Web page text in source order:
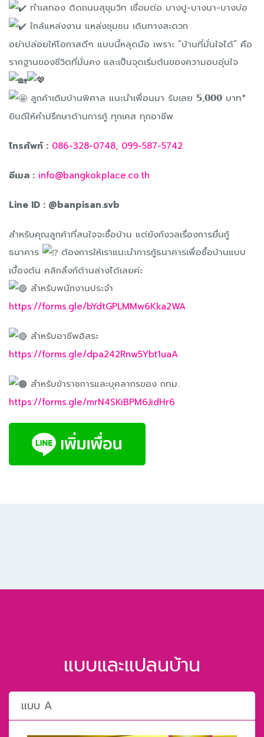
ทำเลทอง ติดถนนสุขุมวิท เชื่อมต่อ บางปู-บางนา-บางบ่อ
ใกล้แหล่งงาน แหล่งชุมชน เดินทางสะดวก
อย่าปล่อยให้โอกาสดีๆ แบบนี้หลุดมือ เพราะ “บ้านที่มั่นใจได้” คือ
รากฐานของชีวิตที่มั่นคง และเป็นจุดเริ่มต้นของความอบอุ่นใจ
ลูกค้าเดิมบ้านพิศาล แนะนำเพื่อนมา รับเลย 𝟱,𝟬𝟬𝟬 บาท*
ยินดีให้คำปรึกษาด้านการกู้ ทุกเคส ทุกอาชีพ
โทรศัพท์ : 086-328-0748, 099-587-5742
อีเมล : info@bangkokplace.co.th
Line ID : @banpisan.svb
สำหรับคุณลูกค้าที่สนใจจะซื้อบ้าน แต่ยังกังวลเรื่องการยื่นกู้
ธนาคาร
ต้องการให้เราแนะนำการกู้ธนาคารเพื่อซื้อบ้านแบบ
เบื้องต้น คลิกลิ้งก์ด้านล่างได้เลยค่ะ
สำหรับพนักงานประจำ
https://forms.gle/bYdtGPLMMw6Kka2WA
สำหรับอาชีพอิสระ
https://forms.gle/dpa242Rnw5Ybt1uaA
สำหรับข้าราชการและบุคลากรของ กทม.
https://forms.gle/mrN4SKiBPM6JidHr6
แบบและแปลนบ้าน
แบบ A